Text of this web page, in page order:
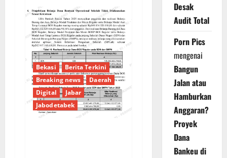
Bekasi
Berita Terkini
Breaking news
Daerah
Digital
Jabar
Jabodetabek
Desak
Audit Total
Porn Pics
mengenai
Bangun
Jalan atau
Hamburkan
Anggaran?
Proyek
Dana
Bankeu di